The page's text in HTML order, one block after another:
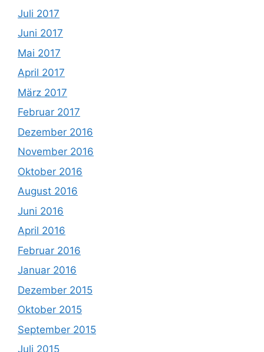
Juli 2017
Juni 2017
Mai 2017
April 2017
März 2017
Februar 2017
Dezember 2016
November 2016
Oktober 2016
August 2016
Juni 2016
April 2016
Februar 2016
Januar 2016
Dezember 2015
Oktober 2015
September 2015
Juli 2015